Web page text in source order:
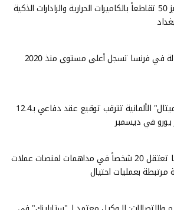
تجهيز 50 تقاطعاً بالكاميرات الحرارية والرادارات الذكية
في فرنسا تسجل أعلى مستوى منذ 2020
"راينميتال" الألمانية تترقب توقيع عقد دفاعي بـ12.4
يورو في ديسمبر
روسيا تعتقل 20 شخصاً في مداهمات لمنصات عملات
مرتبطة بعمليات احتيال